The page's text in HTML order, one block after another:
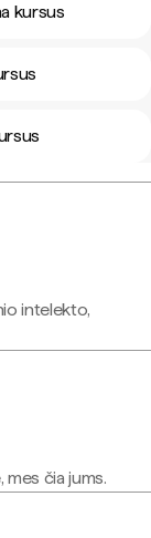
kursus
intelekto,
čia jums.